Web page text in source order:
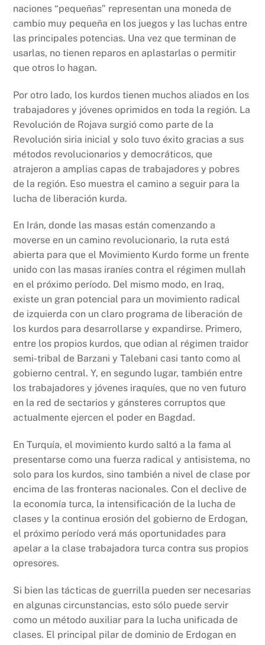
naciones “pequeñas” representan una moneda de
cambio muy pequeña en los juegos y las luchas entre
las principales potencias. Una vez que terminan de
usarlas, no tienen reparos en aplastarlas o permitir
que otros lo hagan.
Por otro lado, los kurdos tienen muchos aliados en los
trabajadores y jóvenes oprimidos en toda la región. La
Revolución de Rojava surgió como parte de la
Revolución siria inicial y solo tuvo éxito gracias a sus
métodos revolucionarios y democráticos, que
atrajeron a amplias capas de trabajadores y pobres
de la región. Eso muestra el camino a seguir para la
lucha de liberación kurda.
En Irán, donde las masas están comenzando a
moverse en un camino revolucionario, la ruta está
abierta para que el Movimiento Kurdo forme un frente
unido con las masas iraníes contra el régimen mullah
en el próximo período. Del mismo modo, en Iraq,
existe un gran potencial para un movimiento radical
de izquierda con un claro programa de liberación de
los kurdos para desarrollarse y expandirse. Primero,
entre los propios kurdos, que odian al régimen traidor
semi-tribal de Barzani y Talebani casi tanto como al
gobierno central. Y, en segundo lugar, también entre
los trabajadores y jóvenes iraquíes, que no ven futuro
en la red de sectarios y gánsteres corruptos que
actualmente ejercen el poder en Bagdad.
En Turquía, el movimiento kurdo saltó a la fama al
presentarse como una fuerza radical y antisistema, no
solo para los kurdos, sino también a nivel de clase por
encima de las fronteras nacionales. Con el declive de
la economía turca, la intensificación de la lucha de
clases y la continua erosión del gobierno de Erdogan,
el próximo período verá más oportunidades para
apelar a la clase trabajadora turca contra sus propios
opresores.
Si bien las tácticas de guerrilla pueden ser necesarias
en algunas circunstancias, esto sólo puede servir
como un método auxiliar para la lucha unificada de
clases. El principal pilar de dominio de Erdogan en